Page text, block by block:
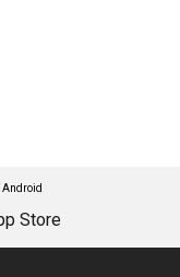
Android